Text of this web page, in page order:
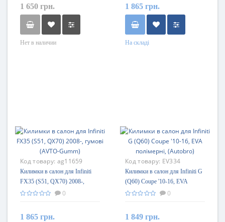
1 650 грн.
Нет в наличии
1 865 грн.
На складі
Код товару: ag11659
Килимки в салон для Infiniti
FX35 (S51, QX70) 2008-,
гумові (AVTO-Gumm)
0
1 865 грн.
Код товару: EV334
Килимки в салон для Infiniti G
(Q60) Coupe '10-16, EVA
полімерні, (Autobro)
0
1 849 грн.